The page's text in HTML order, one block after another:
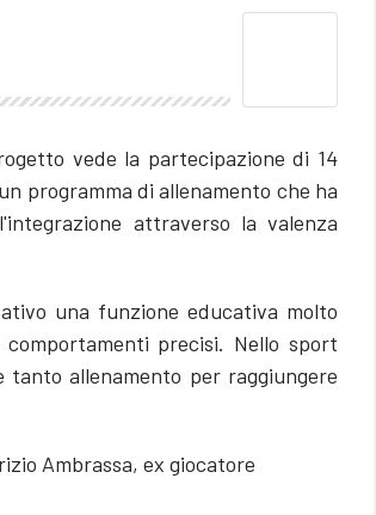
vede la partecipazione di 14
programma di allenamento che ha
attraverso la valenza
una funzione educativa molto
precisi. Nello sport
tanto allenamento per raggiungere
Ambrassa, ex giocatore